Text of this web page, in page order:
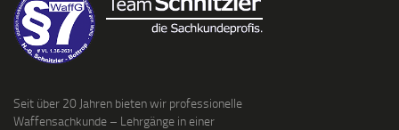
Seit über 20 Jahren bieten wir professionelle
Waffensachkunde – Lehrgänge in einer